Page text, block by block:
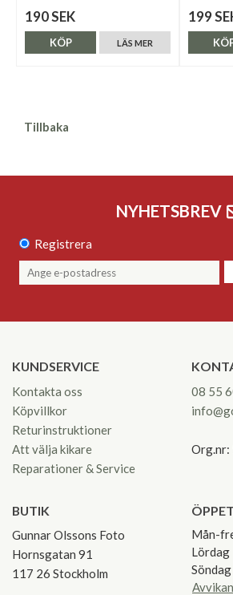
190 SEK
LÄS MER
KÖP
199
Tillbaka
NYHETSBREV
Registrera
KUNDSERVICE
Kontakta oss
Köpvillkor
Returinstruktioner
Att välja kikare
Reparationer & Service
08 55
BUTIK
Gunnar Olssons Foto
Hornsgatan 91
117 26 Stockholm
Mån-
Lördag
Söndag